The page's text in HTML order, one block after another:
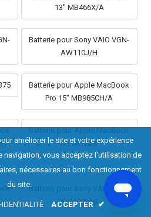
13" MB466X/A
Batterie pour Sony VAIO VGN-
AW110J/H
Batterie pour Apple MacBook
Pro 15" MB985CH/A
13" A1278
Batterie pour Sony VAIO VGN-
AW190YAB
améliorer le site et votre expérience
navigation, vous acceptez l'utilisation de
nécessaires au bon fonctionnement
du site.
ACCEPTER ✔